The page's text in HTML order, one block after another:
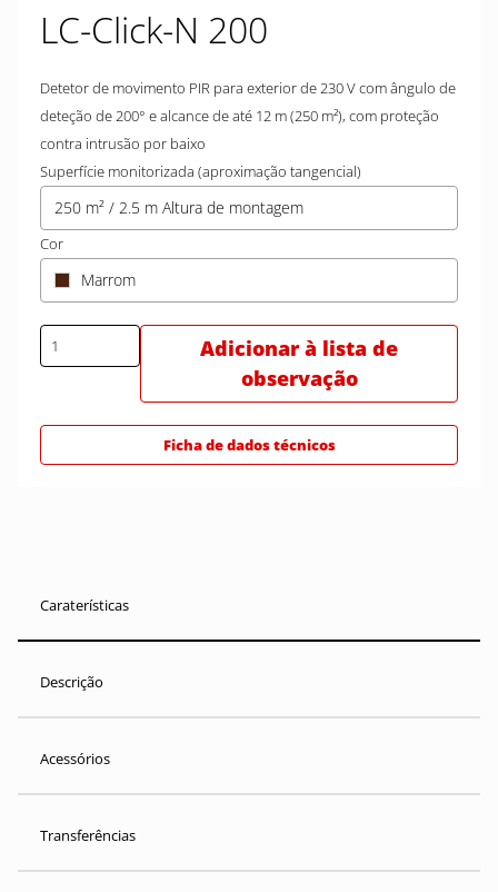
LC-Click-N 200
Detetor de movimento PIR para exterior de 230 V com ângulo de
deteção de 200° e alcance de até 12 m (250 m²), com proteção
contra intrusão por baixo
Superfície monitorizada (aproximação tangencial)
250 m² / 2.5 m Altura de montagem
Cor
Marrom
Adicionar à lista de
observação
Ficha de dados técnicos
Caraterísticas
Descrição
Acessórios
Transferências